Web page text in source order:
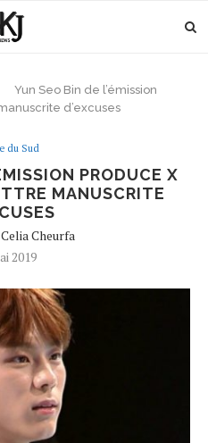
Yun Seo Bin de l’émission
d’excuses
du Sud
PRODUCE X
MANUSCRITE
Celia Cheurfa
2019